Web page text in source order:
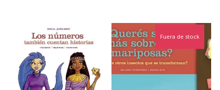
Fuera de stock